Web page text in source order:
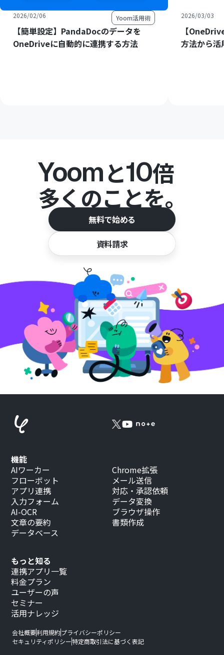
2026/02/06 Yoom活用術
【簡単設定】PandaDocのデータを
OneDriveに自動的に連携する方法
2026/03/03
【
方法から活
Yoomと10倍
多くのことを。
無料で始める
資料請求
もっと知る
連携アプリ一覧
料金プラン
ユーザーの声
セミナー
活用ナレッジ
機能
AIワーカー
フローボット
アプリ連携
入力フォーム
AI-OCR
文章の要約
データベース
Chrome拡張
メール送信
対応・承認依頼
データ変換
ブラウザ操作
書類作成
会社概要利用規約プライバシーポリシー
セキュリティポリシー特定商取引法に基づく表記